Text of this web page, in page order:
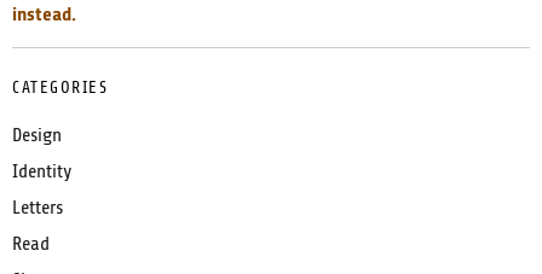
instead.
CATEGORIES
Design
Identity
Letters
Read